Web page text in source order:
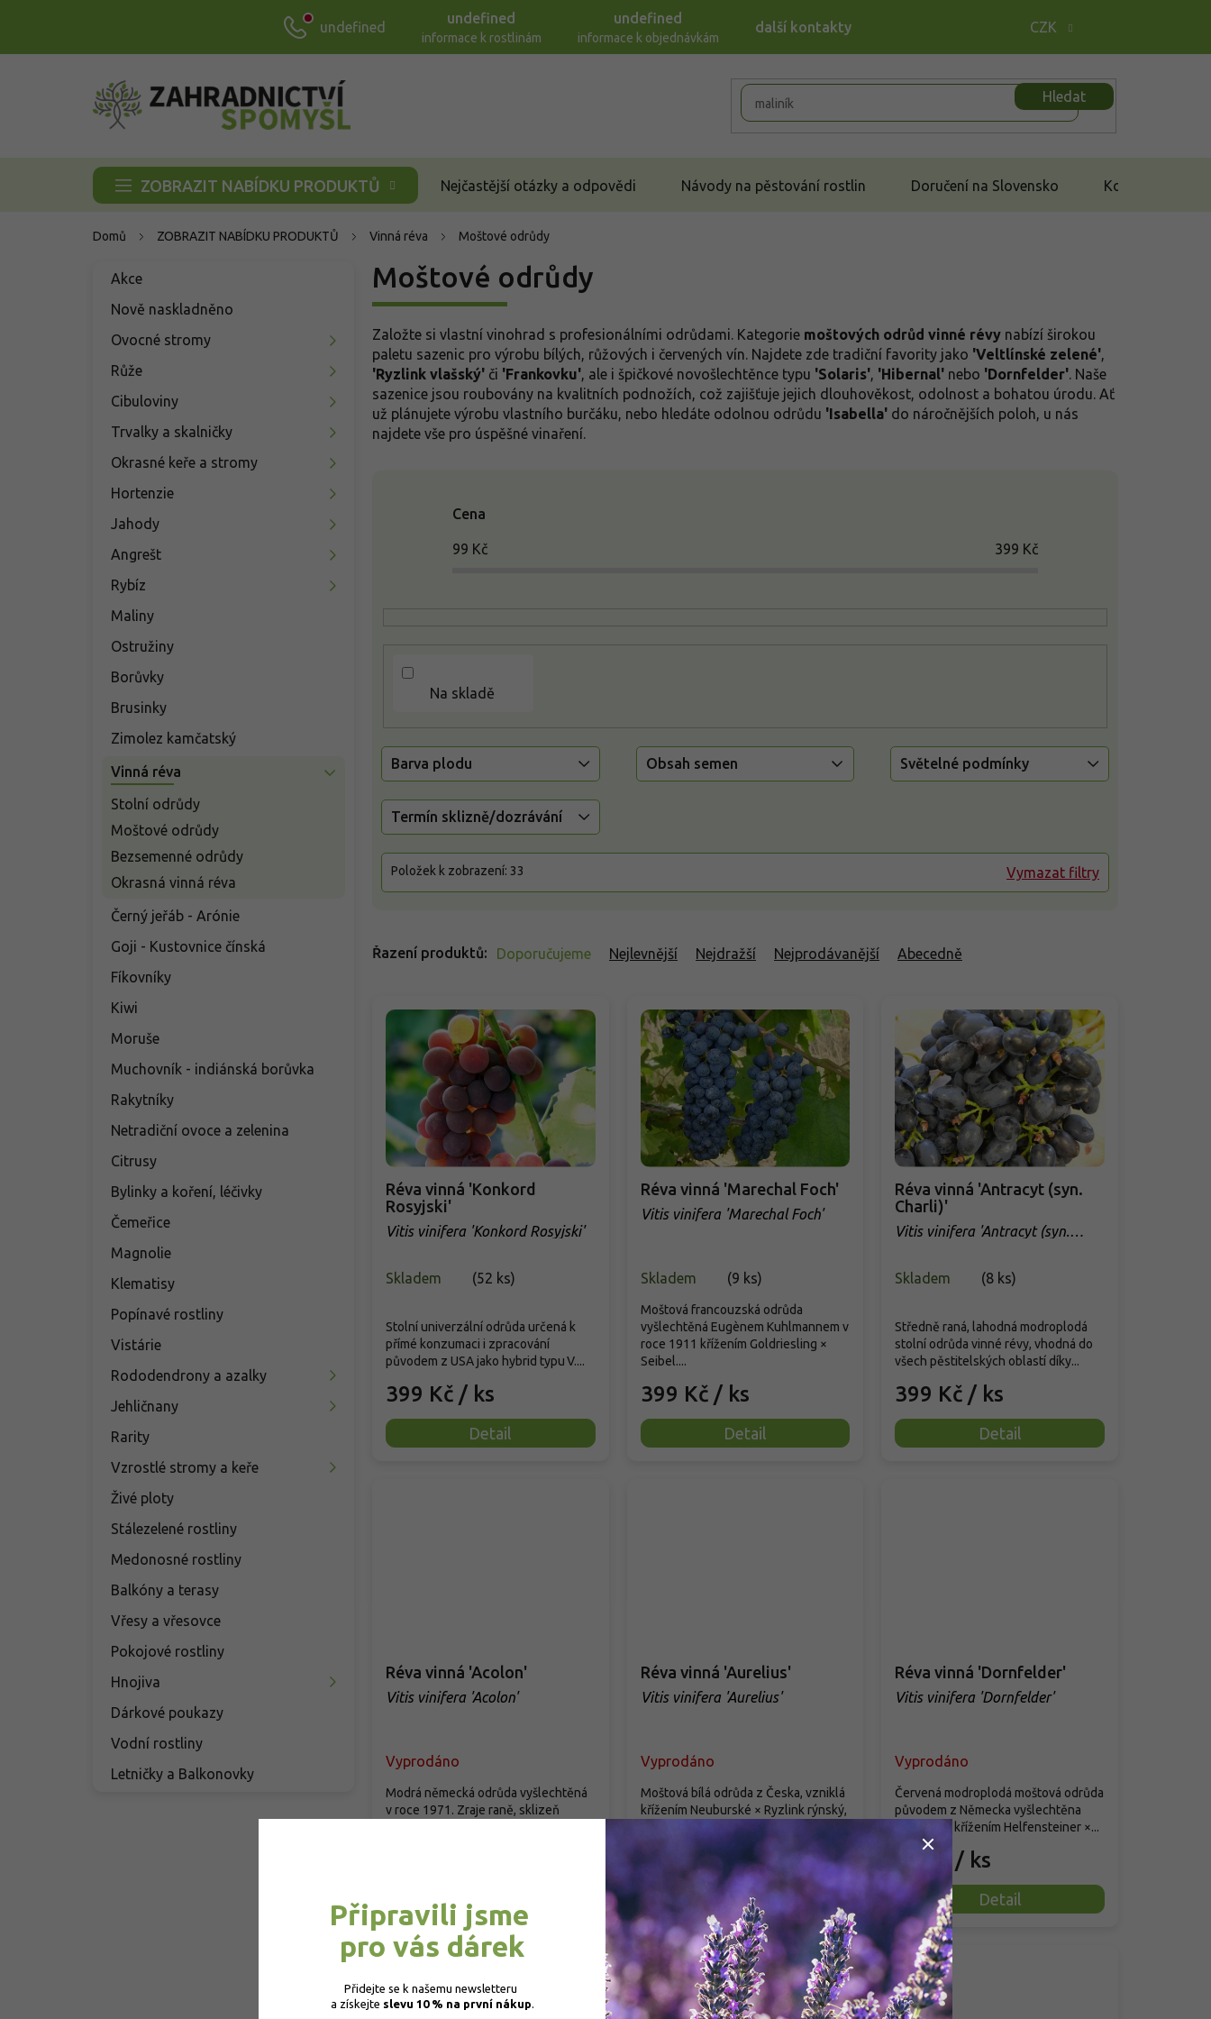
CZK
undefined
undefined
informace k rostlinám
undefined
informace k objednávkám
další kontakty
Hledat
ZOBRAZIT NABÍDKU PRODUKTŮ Nejčastější otázky a odpovědi Návody na pěstování rostlin Doručení na Slovensko Kontakt
Domů ZOBRAZIT NABÍDKU PRODUKTŮ Vinná réva Moštové odrůdy
Přeskočit
Akce
Nově naskladněno
Ovocné stromy
Růže
Cibuloviny
Trvalky a skalničky
Okrasné keře a stromy
Hortenzie
Jahody
Angrešt
Rybíz
Maliny
Ostružiny
Borůvky
Brusinky
Zimolez kamčatský
Vinná réva
Stolní odrůdy
Moštové odrůdy
Bezsemenné odrůdy
Okrasná vinná réva
Černý jeřáb - Arónie
Goji - Kustovnice čínská
Fíkovníky
Kiwi
Moruše
Muchovník - indiánská borůvka
Rakytníky
Netradiční ovoce a zelenina
Citrusy
Bylinky a koření, léčivky
Čemeřice
Magnolie
Klematisy
Popínavé rostliny
Vistárie
Rododendrony a azalky
Jehličnany
Rarity
Vzrostlé stromy a keře
Živé ploty
Stálezelené rostliny
Medonosné rostliny
Balkóny a terasy
Vřesy a vřesovce
Pokojové rostliny
Hnojiva
Dárkové poukazy
Vodní rostliny
Letničky a Balkonovky
Moštové odrůdy
Založte si vlastní vinohrad s profesionálními odrůdami. Kategorie moštových odrůd vinné révy nabízí širokou
paletu sazenic pro výrobu bílých, růžových i červených vín. Najdete zde tradiční favority jako 'Veltlínské zelené',
'Ryzlink vlašský' či 'Frankovku', ale i špičkové novošlechtěnce typu 'Solaris', 'Hibernal' nebo 'Dornfelder'. Naše
sazenice jsou roubovány na kvalitních podnožích, což zajišťuje jejich dlouhověkost, odolnost a bohatou úrodu. Ať
už plánujete výrobu vlastního burčáku, nebo hledáte odolnou odrůdu 'Isabella' do náročnějších poloh, u nás
najdete vše pro úspěšné vinaření.
Řazení produktů Doporučujeme Nejlevnější Nejdražší Nejprodávanější Abecedně
Cena
99 Kč 399 Kč
Na skladě
Barva plodu Obsah semen Světelné podmínky
Termín sklizně/dozrávání
Vymazat filtry
Položek k zobrazení: 33
Réva vinná 'Konkord
Rosyjski'
Vitis vinifera 'Konkord Rosyjski'
Skladem (52 ks)
399 Kč / ks
Detail
Stolní univerzální odrůda určená k
přímé konzumaci i zpracování
původem z USA jako hybrid typu V....
Réva vinná 'Marechal Foch'
Vitis vinifera 'Marechal Foch'
Skladem (9 ks)
399 Kč / ks
Detail
Moštová francouzská odrůda
vyšlechtěná Eugènem Kuhlmannem v
roce 1911 křížením Goldriesling ×
Seibel....
Réva vinná 'Antracyt (syn.
Charli)'
Vitis vinifera 'Antracyt (syn.
Skladem
(8 ks)
399 Kč / ks
Detail
Středně raná, lahodná modroplodá
stolní odrůda vinné révy, vhodná do
všech pěstitelských oblastí díky...
Réva vinná 'Acolon'
Vitis vinifera 'Acolon'
Vyprodáno
Modrá německá odrůda vyšlechtěná
v roce 1971. Zraje raně, sklizeň
Réva vinná 'Aurelius'
Vitis vinifera 'Aurelius'
Vyprodáno
99 Kč / ks
Detail
Moštová bílá odrůda z Česka, vzniklá
křížením Neuburské × Ryzlink rýnský,
zapsaná 1983. Bobule jsou...
Réva vinná 'Dornfelder'
Vitis vinifera 'Dornfelder'
Vyprodáno
99 Kč/ ks
Detail
Červená modroplodá moštová odrůda
původem z Německa vyšlechtěna
roku 1955 křížením Helfensteiner ×...
Připravili jsme
pro vás dárek
Přidejte se k našemu newsletteru
a získejte slevu 10 % na první nákup.